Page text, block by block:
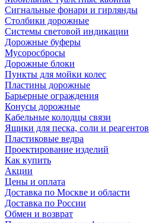
Сигнальные фонари и гирлянды
Столбики дорожные
Системы световой индикации
Дорожные буферы
Мусоросбросы
Дорожные блоки
Пункты для мойки колес
Пластины дорожные
Барьерные ограждения
Конусы дорожные
Кабельные колодцы связи
Ящики для песка, соли и реагентов
Пластиковые ведра
Проектирование изделий
Как купить
Акции
Цены и оплата
Доставка по Москве и области
Доставка по России
Обмен и возврат